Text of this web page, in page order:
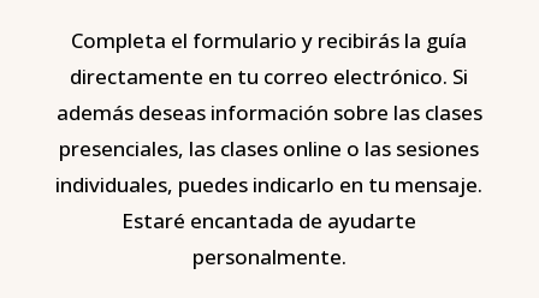
Completa el formulario y recibirás la guía
directamente en tu correo electrónico. Si
además deseas información sobre las clases
presenciales, las clases online o las sesiones
individuales, puedes indicarlo en tu mensaje.
Estaré encantada de ayudarte
personalmente.